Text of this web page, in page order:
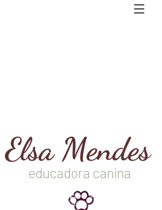
Elsa Mendes
educadora canina